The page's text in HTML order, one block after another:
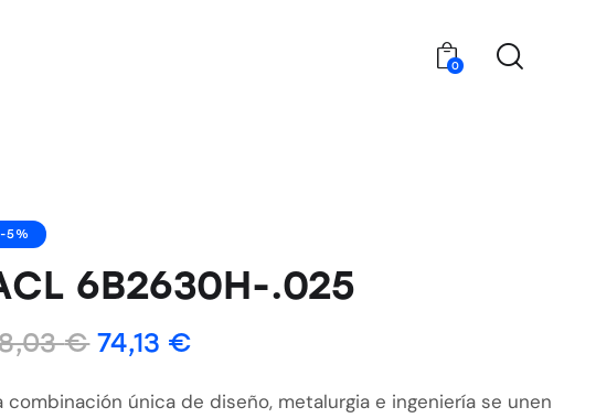
0
-5%
6B2630H-.025
€ 74,13 €
combinación única de diseño, metalurgia e ingeniería se unen